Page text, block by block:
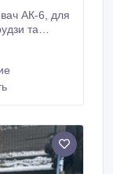
АК-6, для